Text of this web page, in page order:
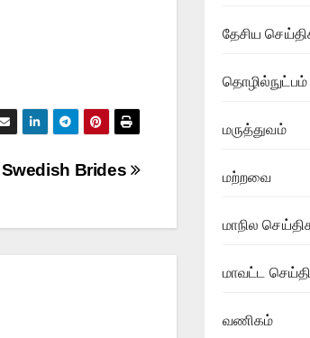
Swedish Brides
தேசிய
தொழில்நுட்பம்
மருத்துவம்
மற்றவை
மாநில
மாவட்ட
வணிகம்